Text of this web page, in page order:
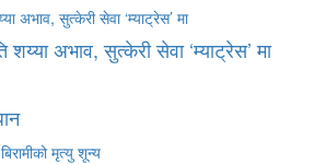
अभाव, सुत्केरी सेवा ‘म्याट्रेस’ मा